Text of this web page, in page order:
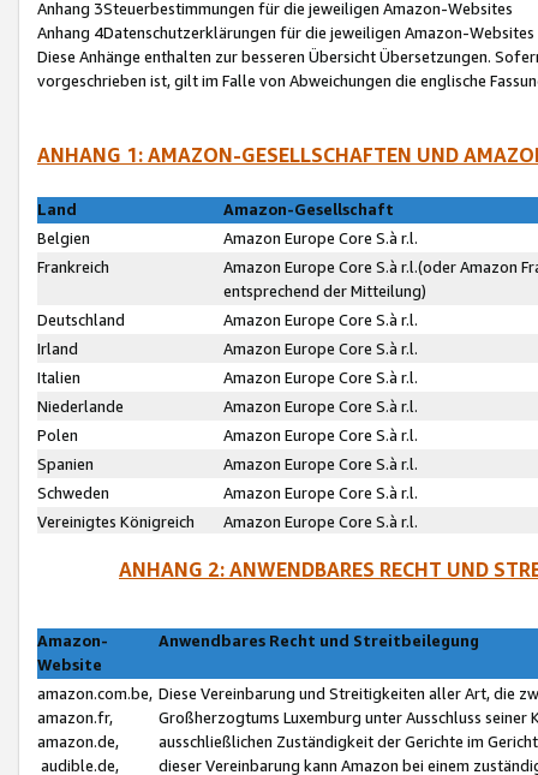
Anhang 3Steuerbestimmungen für die jeweiligen Amazon-Websites
Anhang 4Datenschutzerklärungen für die jeweiligen Amazon-Websites
Diese Anhänge enthalten zur besseren Übersicht Übersetzungen.
vorgeschrieben ist, gilt im Falle von Abweichungen die englische
ANHANG 1: AMAZON-GESELLSCHAFTEN UND
Land
Amazon-Gesellschaft
Belgien
Amazon Europe Core S.à r.l.
Frankreich
Amazon Europe Core S.à r.l.(oder Amazon
entsprechend der Mitteilung)
Deutschland
Amazon Europe Core S.à r.l.
Irland
Amazon Europe Core S.à r.l.
Italien
Amazon Europe Core S.à r.l.
Niederlande
Amazon Europe Core S.à r.l.
Polen
Amazon Europe Core S.à r.l.
Spanien
Amazon Europe Core S.à r.l.
Schweden
Amazon Europe Core S.à r.l.
Vereinigtes Königreich
Amazon Europe Core S.à r.l.
ANHANG 2: ANWENDBARES RECHT UND
Amazon-
Website
Anwendbares Recht und Streitbeilegung
amazon.com.be,
amazon.fr,
amazon.de,
audible.de,
Diese Vereinbarung und Streitigkeiten aller Art, die
Großherzogtums Luxemburg unter Ausschluss
ausschließlichen Zuständigkeit der Gerichte im
dieser Vereinbarung kann Amazon bei einem